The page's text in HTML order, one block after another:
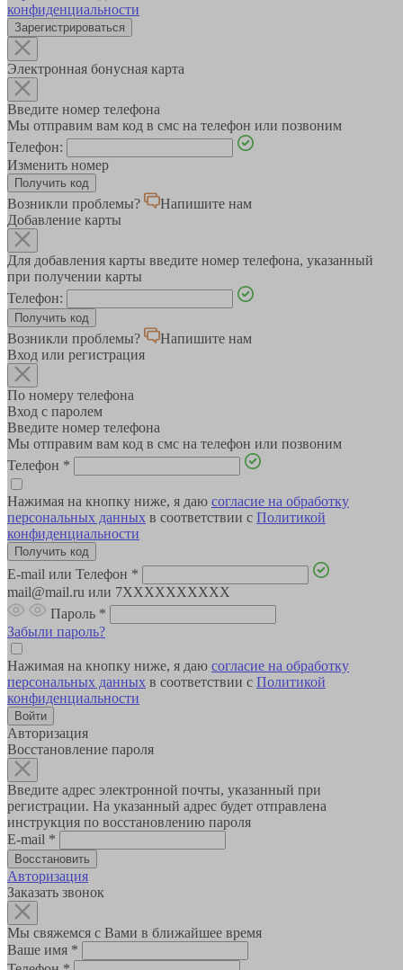
конфиденциальности
Зарегистрироваться
Электронная бонусная карта
Введите номер телефона
Мы отправим вам код в смс на телефон или позвоним
Телефон:
Изменить номер
Возникли проблемы?
Напишите нам
Добавление карты
Для добавления карты введите номер телефона, указанный
при получении карты
Телефон:
Возникли проблемы?
Напишите нам
Вход или регистрация
По номеру телефона
Вход с паролем
Введите номер телефона
Мы отправим вам код в смс на телефон или позвоним
Телефон *
Нажимая на кнопку ниже, я даю согласие на обработку
персональных данных в соответствии с Политикой
конфиденциальности
E-mail или Телефон *
mail@mail.ru или 7XXXXXXXXXX
Пароль *
Забыли пароль?
Нажимая на кнопку ниже, я даю согласие на обработку
персональных данных в соответствии с Политикой
конфиденциальности
Авторизация
Восстановление пароля
Введите адрес электронной почты, указанный при
регистрации. На указанный адрес будет отправлена
инструкция по восстановлению пароля
E-mail *
Авторизация
Заказать звонок
Мы свяжемся с Вами в ближайшее время
Ваше имя *